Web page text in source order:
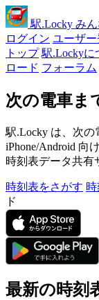
駅.Locky み
ログイン ユーザ
トップ 駅.Lockyに
ロード フォーラム
次の電車ま
駅.Locky は、次
iPhone/Android 向
時刻表データ共有
時刻表をさがす
ド
最新の時刻